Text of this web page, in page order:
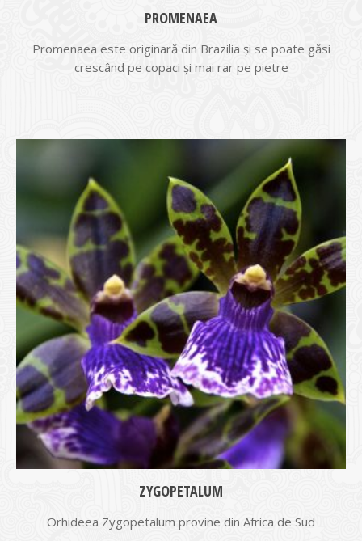
PROMENAEA
Promenaea este originară din Brazilia și se poate găsi
crescând pe copaci și mai rar pe pietre
ZYGOPETALUM
Orhideea Zygopetalum provine din Africa de Sud